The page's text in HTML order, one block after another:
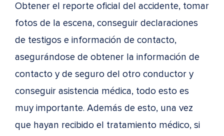
Obtener el reporte oficial del accidente, tomar
fotos de la escena, conseguir declaraciones
de testigos e información de contacto,
asegurándose de obtener la información de
contacto y de seguro del otro conductor y
conseguir asistencia médica, todo esto es
muy importante. Además de esto, una vez
que hayan recibido el tratamiento médico, si